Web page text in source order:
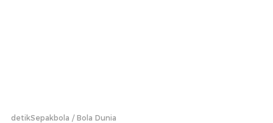
detikSepakbola Bola Dunia